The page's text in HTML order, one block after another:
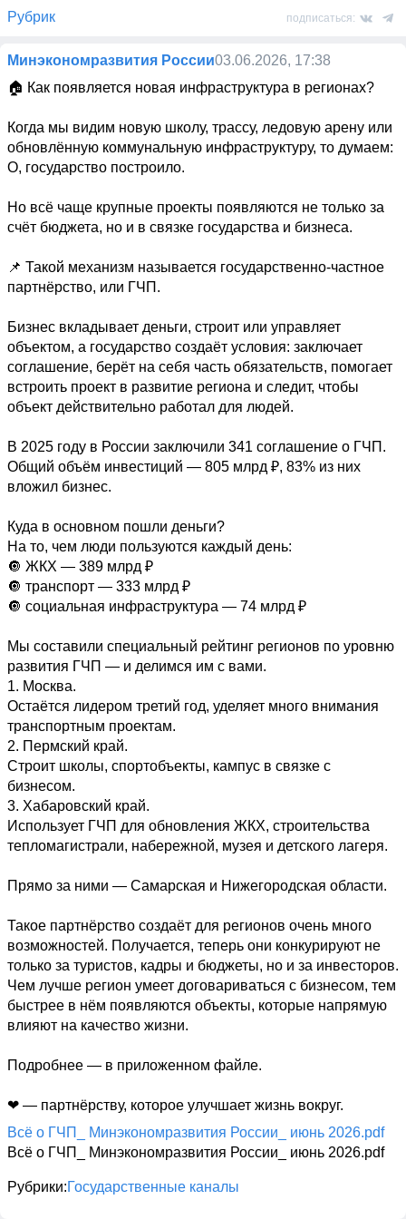
Рубрик подписаться:
Минэкономразвития России03.06.2026, 17:38
🏠 Как появляется новая инфраструктура в регионах?
Когда мы видим новую школу, трассу, ледовую арену или
обновлённую коммунальную инфраструктуру, то думаем:
О, государство построило.
Но всё чаще крупные проекты появляются не только за
счёт бюджета, но и в связке государства и бизнеса.
📌 Такой механизм называется государственно-частное
партнёрство, или ГЧП.
Бизнес вкладывает деньги, строит или управляет
объектом, а государство создаёт условия: заключает
соглашение, берёт на себя часть обязательств, помогает
встроить проект в развитие региона и следит, чтобы
объект действительно работал для людей.
В 2025 году в России заключили 341 соглашение о ГЧП.
Общий объём инвестиций — 805 млрд ₽, 83% из них
вложил бизнес.
Куда в основном пошли деньги?
На то, чем люди пользуются каждый день:
🔘 ЖКХ — 389 млрд ₽
🔘 транспорт — 333 млрд ₽
🔘 социальная инфраструктура — 74 млрд ₽
Мы составили специальный рейтинг регионов по уровню
развития ГЧП — и делимся им с вами.
1. Москва.
Остаётся лидером третий год, уделяет много внимания
транспортным проектам.
2. Пермский край.
Строит школы, спортобъекты, кампус в связке с
бизнесом.
3. Хабаровский край.
Использует ГЧП для обновления ЖКХ, строительства
тепломагистрали, набережной, музея и детского лагеря.
Прямо за ними — Самарская и Нижегородская области.
Такое партнёрство создаёт для регионов очень много
возможностей. Получается, теперь они конкурируют не
только за туристов, кадры и бюджеты, но и за инвесторов.
Чем лучше регион умеет договариваться с бизнесом, тем
быстрее в нём появляются объекты, которые напрямую
влияют на качество жизни.
Подробнее — в приложенном файле.
❤ — партнёрству, которое улучшает жизнь вокруг.
Всё о ГЧП_ Минэкономразвития России_ июнь 2026.pdf
Всё о ГЧП_ Минэкономразвития России_ июнь 2026.pdf
Рубрики Государственные каналы